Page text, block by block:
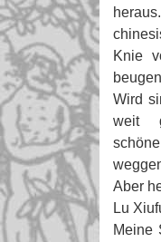
Knie
Wird
weit
Aber
Lu
Meine